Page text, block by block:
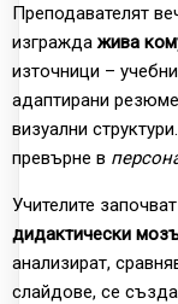
Преподавателят
изгражда жива
източници –
адаптирани
визуални
превърне в
Учителите
дидактически
анализират,
слайдове, се